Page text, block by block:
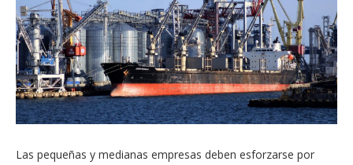
Las pequeñas y medianas empresas deben esforzarse por